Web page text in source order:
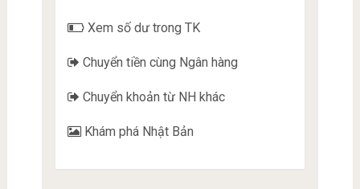
Xem số dư trong TK
Chuyển tiền cùng Ngân hàng
Chuyển khoản từ NH khác
Khám phá Nhật Bản